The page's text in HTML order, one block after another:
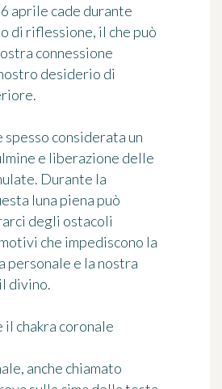
aprile cade durante
di riflessione, il che può
connessione
desiderio di
spesso considerata un
e liberazione delle
Durante la
luna piena può
degli ostacoli
che impediscono la
personale e la nostra
divino.
il chakra coronale
anche chiamato